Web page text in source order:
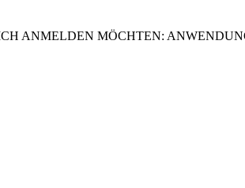
ANMELDEN MÖCHTEN: